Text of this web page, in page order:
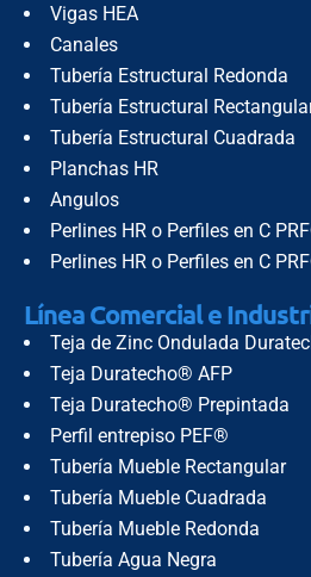
Vigas HEA
Canales
Tubería Estructural Redonda
Tubería Estructural
Tubería Estructural Cuadrada
Planchas HR
Angulos
Perlines HR o Perfiles en C
Perlines HR o Perfiles en C
Línea Comercial e
Teja de Zinc Ondulada
Teja Duratecho® AFP
Teja Duratecho® Prepintada
Perfil entrepiso PEF®
Tubería Mueble Rectangular
Tubería Mueble Cuadrada
Tubería Mueble Redonda
Tubería Agua Negra